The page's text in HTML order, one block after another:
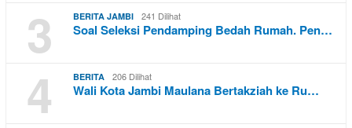
3 BERITA JAMBI 241 Dilihat
Soal Seleksi Pendamping Bedah Rumah. Pen…
4 BERITA 206 Dilihat
Wali Kota Jambi Maulana Bertakziah ke Ru…